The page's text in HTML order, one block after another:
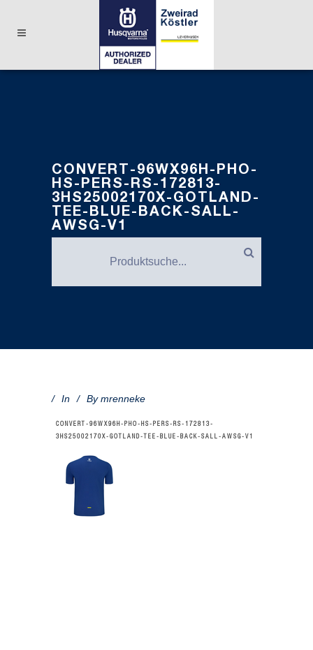
CONVERT-96WX96H-PHO-
HS-PERS-RS-172813-
3HS25002170X-GOTLAND-
TEE-BLUE-BACK-SALL-
AWSG-V1
In By mrenneke
CONVERT-96WX96H-PHO-HS-PERS-RS-172813-
3HS25002170X-GOTLAND-TEE-BLUE-BACK-SALL-AWSG-V1